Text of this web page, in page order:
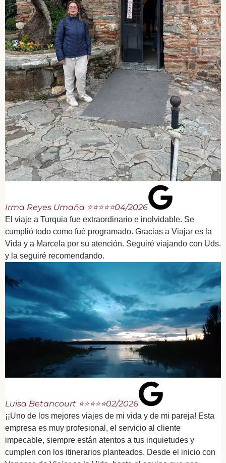
Irma Reyes Umaña ⭐⭐⭐⭐⭐04/2026
El viaje a Turquia fue extraordinario e inolvidable. Se
cumplió todo como fué programado. Gracias a Viajar es la
Vida y a Marcela por su atención. Seguiré viajando con Uds.
y la seguiré recomendando.
Luisa Betancourt ⭐⭐⭐⭐⭐02/2026
¡¡Uno de los mejores viajes de mi vida y de mi pareja! Esta
empresa es muy profesional, el servicio al cliente
impecable, siempre están atentos a tus inquietudes y
cumplen con los itinerarios planteados. Desde el inicio con